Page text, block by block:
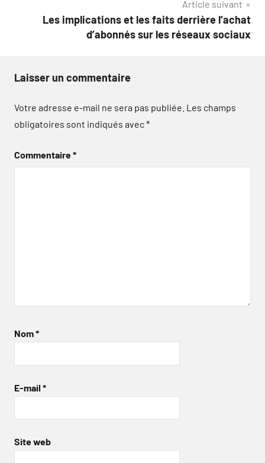
Article suivant
Les implications et les faits derrière l’achat
d’abonnés sur les réseaux sociaux
Laisser un commentaire
Votre adresse e-mail ne sera pas publiée. Les champs
obligatoires sont indiqués avec*
Commentaire*
Nom*
E-mail *
Site web